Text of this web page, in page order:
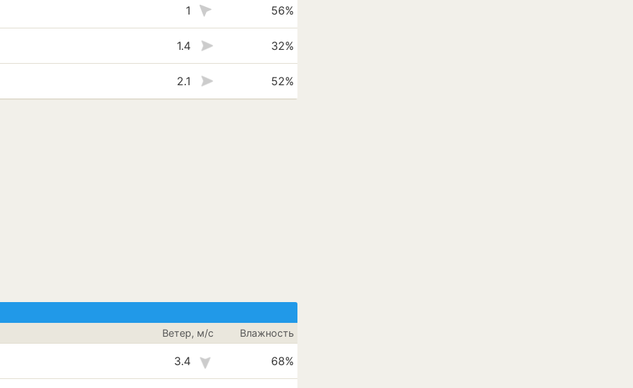
1 56%
1.4 32%
2.1 52%
Ветер, м/с Влажность
3.4 68%